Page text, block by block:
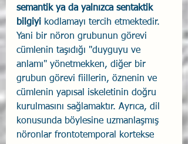
semantik ya da yalnızca sentaktik
bilgiyi kodlamayı tercih etmektedir.
Yani bir nöron grubunun görevi
cümlenin taşıdığı "duyguyu ve
anlamı" yönetmekken, diğer bir
grubun görevi fiillerin, öznenin ve
cümlenin yapısal iskeletinin doğru
kurulmasını sağlamaktır. Ayrıca, dil
konusunda böylesine uzmanlaşmış
nöronlar frontotemporal kortekse